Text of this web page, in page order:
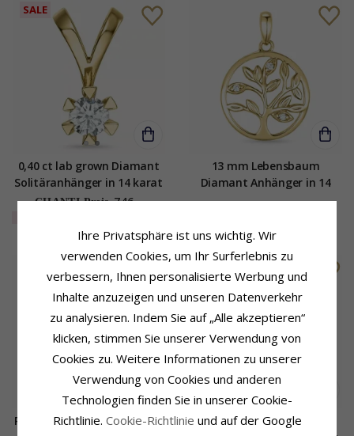
SALE
0,40 ct lab grown Diamant
Solitäranhänger in 14 karat
Gold 0,40 ct
CHANTI Preis 746,-
13 mm Lebensbaum
Diamant Anhänger in 14
karat Gold 0,018 ct
Runder topas anhänger in 9
11,5 mm Støvring Design
Ihre Privatsphäre ist uns wichtig. Wir
verwenden Cookies, um Ihr Surferlebnis zu
verbessern, Ihnen personalisierte Werbung und
Inhalte anzuzeigen und unseren Datenverkehr
zu analysieren. Indem Sie auf „Alle akzeptieren“
klicken, stimmen Sie unserer Verwendung von
Cookies zu. Weitere Informationen zu unserer
Verwendung von Cookies und anderen
Technologien finden Sie in unserer Cookie-
Richtlinie. Cookie-Richtlinie und auf der Google